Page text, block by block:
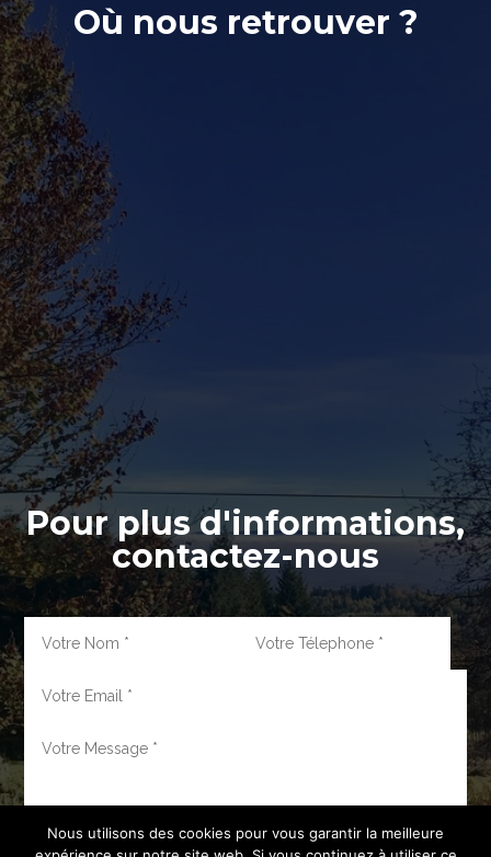
Où nous retrouver ?
Pour plus d'informations,
contactez-nous
Nous utilisons des cookies pour vous garantir la meilleure